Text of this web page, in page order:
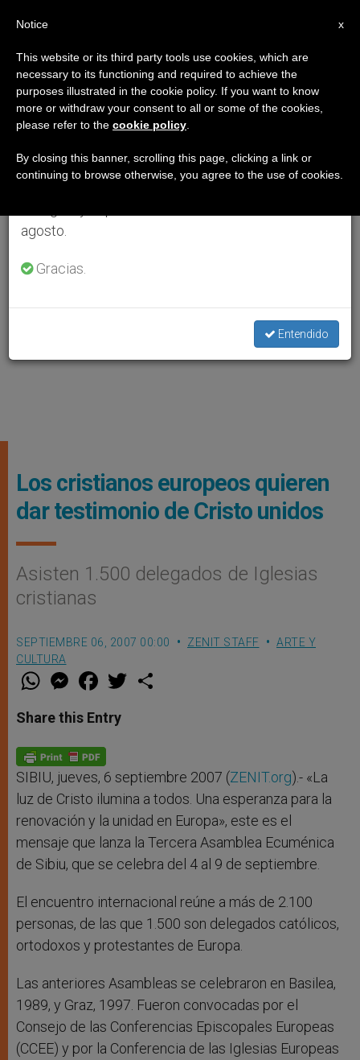
Los cristianos europeos quieren
dar testimonio de Cristo unidos
Asisten 1.500 delegados de Iglesias
cristianas
SEPTIEMBRE 06, 2007 00:00 ZENIT STAFF
ARTE Y
CULTURA
W
t
s
p
p
M
e
s
e
g
e
r
F
a
e
b
o
k
w
Share this Entry
SIBIU, jueves, 6 septiembre 2007 (ZENIT.org).- «La
luz de Cristo ilumina a todos. Una esperanza para la
renovación y la unidad en Europa», este es el
mensaje que lanza la Tercera Asamblea Ecuménica
de Sibiu, que se celebra del 4 al 9 de septiembre.
El encuentro internacional reúne a más de 2.100
personas, de las que 1.500 son delegados católicos,
ortodoxos y protestantes de Europa.
Las anteriores Asambleas se celebraron en Basilea,
1989, y Graz, 1997. Fueron convocadas por el
Consejo de las Conferencias Episcopales Europeas
(CCEE) y por la Conferencia de las Iglesias Europeas
×
Aviso importante
Del 27 de julio al 7 de agosto haremos la pausa
anual, aprovechando que en el periodo de verano
se generan menos informaciones y también el
agosto.
Gracias.
Entendido
x
Notice
This website or its third party tools use cookies, which are
necessary to its functioning and required to achieve the
purposes illustrated in the cookie policy. If you want to know
more or withdraw your consent to all or some of the cookies,
please refer to the cookie policy
By closing this banner, scrolling this page, clicking a link or
continuing to browse otherwise, you agree to the use of cookies.